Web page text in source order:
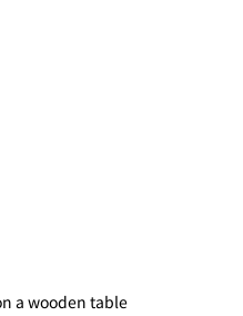
a wooden table